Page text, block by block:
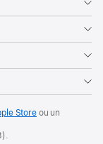
Storeou un